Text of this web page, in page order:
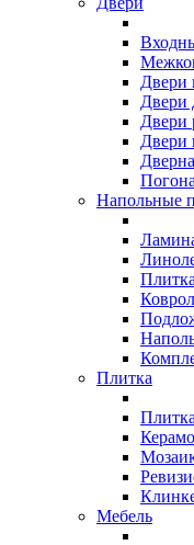
Двери
Двери
Двери
Двери
Напольные
Плитка
Мебель